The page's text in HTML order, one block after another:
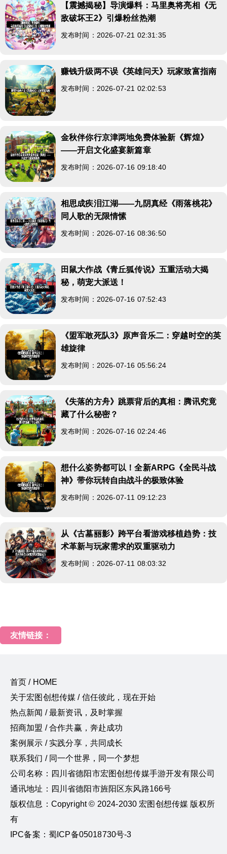
【震撼揭秘】导演爆料：马里奥将亮相《无
敌破坏王2》引爆粉丝热潮
发布时间：2026-07-21 02:31:35
赚钱升级两不误《英雄问天》玩家致富指南
发布时间：2026-07-21 02:02:53
金秋伴你行京津两地免费体验新《辉煌》
——开启文化盛宴新篇章
发布时间：2026-07-16 09:18:40
相思成疾泪江湖——九阴真经《雨落桃花》
同人歌的无限情愫
发布时间：2026-07-16 08:36:50
田鼠大作战《青丘狐传说》五重活动大揭
秘，萌宠大派送！
发布时间：2026-07-16 07:52:43
《盟军敢死队3》原声音乐二：穿越时空的英
雄旋律
发布时间：2026-07-16 05:56:24
《失落的方舟》跳票背后的真相：腾讯究竟
藏了什么秘密？
发布时间：2026-07-16 02:24:46
想什么姿势都可以！全新ARPG《全民斗战
神》带你玩转自由战斗的极致体验
发布时间：2026-07-11 09:12:23
从《古墓丽影》跨平台看游戏移植趋势：技
术革新与玩家需求的双重驱动力
发布时间：2026-07-11 08:03:32
友情链接：
首页 / HOME
关于宏图创想传媒 / 信任彼此，现在开始
热点新闻 / 最新资讯，及时掌握
招商加盟 / 合作共赢，奔赴成功
案例展示 / 实践分享，共同成长
联系我们 / 同一个世界，同一个梦想
公司名称：四川省德阳市宏图创想传媒手游开发有限公司
通讯地址：四川省德阳市旌阳区东风路166号
版权信息：Copyright © 2024-2030 宏图创想传媒 版权所
有
IPC备案：蜀ICP备05018730号-3